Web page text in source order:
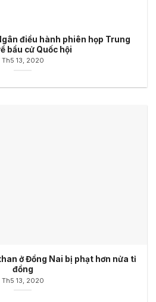
điều hành phiên họp Trung
bầu cử Quốc hội
Th5 13, 2020
ở Đồng Nai bị phạt hơn nửa tỉ
đồng
Th5 13, 2020